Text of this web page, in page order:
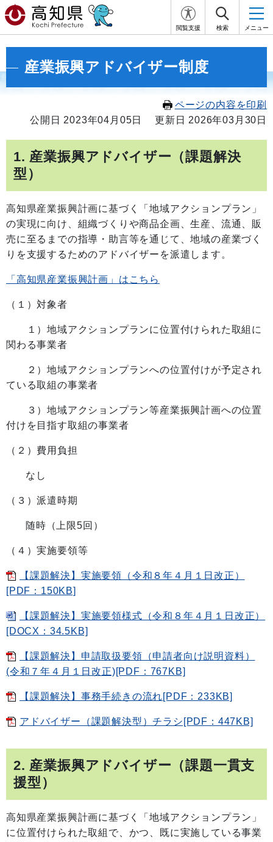
閲覧支援 検索 メニュー
産業振興アドバイザー制度
ページの内容を印刷
公開日 2023年04月05日
更新日 2026年03月30日
1. 産業振興アドバイザー（課題解決
型）
高知県産業振興計画に基づく「地域アクションプラン」
の実現に向け、組織づくりや商品企画、生産、流通、販
売に至るまでの指導・助言等を通じて、地域の産業づく
りを支援するためのアドバイザーを派遣します。
「高知県産業振興計画」はこちら
（１）対象者
１）地域アクションプランに位置付けられた取組に
関わる事業者
２）地域アクションプランへの位置付けが予定され
ている取組の事業者
３）地域アクションプラン等産業振興計画への位置
付けを目指す取組の事業者
（２）費用負担
なし
（３）派遣時期
随時（上限5回）
（４）実施要領等
【課題解決】実施要領（令和８年４月１日改正）
[PDF：150KB]
【課題解決】実施要領様式（令和８年４月１日改正）
[DOCX：34.5KB]
【課題解決】申請取扱要領（申請者向け説明資料）
(令和７年４月１日改正)[PDF：767KB]
【課題解決】事務手続きの流れ[PDF：233KB]
アドバイザー（課題解決型）チラシ[PDF：447KB]
2. 産業振興アドバイザー（課題一貫支
援型）
高知県産業振興計画に基づく「地域アクションプラン」
に位置付けられた取組で、かつ、既に実施している事業